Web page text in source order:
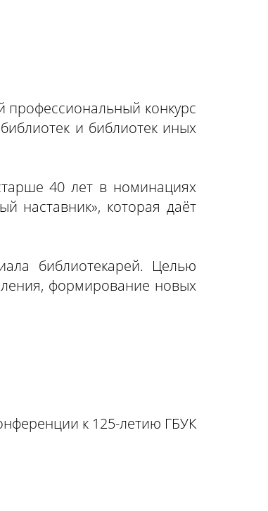
профессиональный конкурс
и библиотек иных
40 лет в номинациях
наставник», которая даёт
библиотекарей. Целью
формирование новых
к 125-летию ГБУК